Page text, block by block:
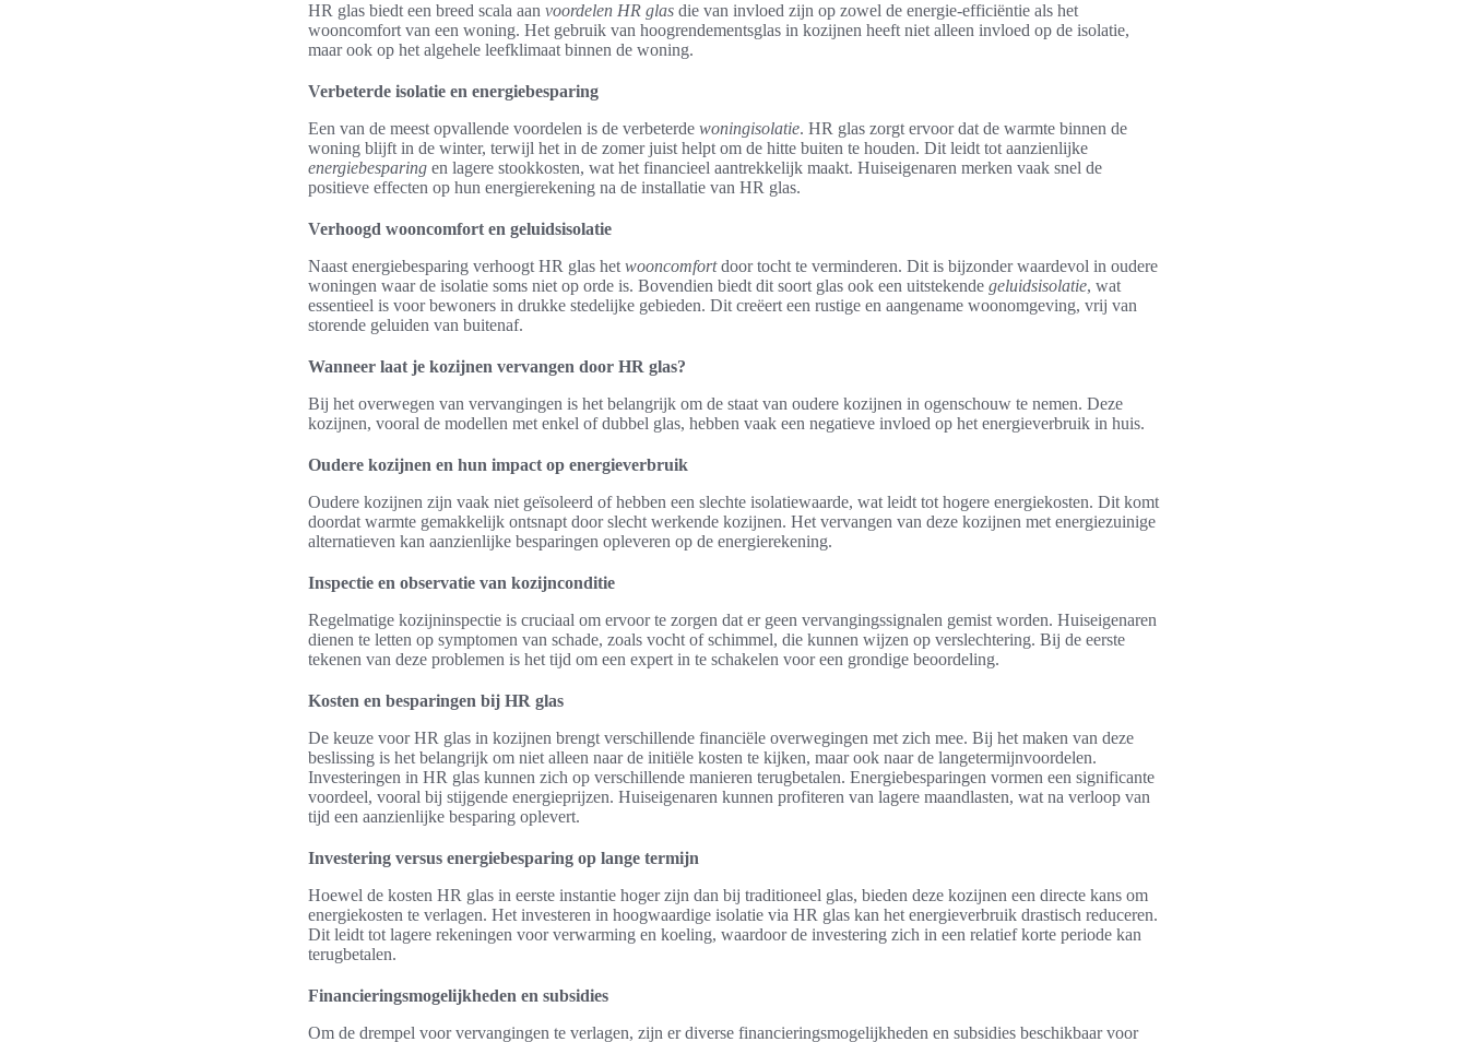
HR glas biedt een breed scala aan voordelen HR glas die van invloed zijn op zowel de energie-efficiëntie als het
wooncomfort van een woning. Het gebruik van hoogrendementsglas in kozijnen heeft niet alleen invloed op de isolatie,
maar ook op het algehele leefklimaat binnen de woning.
Verbeterde isolatie en energiebesparing
Een van de meest opvallende voordelen is de verbeterde woningisolatie. HR glas zorgt ervoor dat de warmte binnen de
woning blijft in de winter, terwijl het in de zomer juist helpt om de hitte buiten te houden. Dit leidt tot aanzienlijke
energiebesparing en lagere stookkosten, wat het financieel aantrekkelijk maakt. Huiseigenaren merken vaak snel de
positieve effecten op hun energierekening na de installatie van HR glas.
Verhoogd wooncomfort en geluidsisolatie
Naast energiebesparing verhoogt HR glas het wooncomfortdoor tocht te verminderen. Dit is bijzonder waardevol in oudere
woningen waar de isolatie soms niet op orde is. Bovendien biedt dit soort glas ook een uitstekende geluidsisolatie, wat
essentieel is voor bewoners in drukke stedelijke gebieden. Dit creëert een rustige en aangename woonomgeving, vrij van
storende geluiden van buitenaf.
Wanneer laat je kozijnen vervangen door HR glas?
Bij het overwegen van vervangingen is het belangrijk om de staat van oudere kozijnen in ogenschouw te nemen. Deze
kozijnen, vooral de modellen met enkel of dubbel glas, hebben vaak een negatieve invloed op het energieverbruik in huis.
Oudere kozijnen en hun impact op energieverbruik
Oudere kozijnen zijn vaak niet geïsoleerd of hebben een slechte isolatiewaarde, wat leidt tot hogere energiekosten. Dit komt
doordat warmte gemakkelijk ontsnapt door slecht werkende kozijnen. Het vervangen van deze kozijnen met energiezuinige
alternatieven kan aanzienlijke besparingen opleveren op de energierekening.
Inspectie en observatie van kozijnconditie
Regelmatige kozijninspectie is cruciaal om ervoor te zorgen dat er geen vervangingssignalen gemist worden. Huiseigenaren
dienen te letten op symptomen van schade, zoals vocht of schimmel, die kunnen wijzen op verslechtering. Bij de eerste
tekenen van deze problemen is het tijd om een expert in te schakelen voor een grondige beoordeling.
Kosten en besparingen bij HR glas
De keuze voor HR glas in kozijnen brengt verschillende financiële overwegingen met zich mee. Bij het maken van deze
beslissing is het belangrijk om niet alleen naar de initiële kosten te kijken, maar ook naar de langetermijnvoordelen.
Investeringen in HR glas kunnen zich op verschillende manieren terugbetalen. Energiebesparingen vormen een significante
voordeel, vooral bij stijgende energieprijzen. Huiseigenaren kunnen profiteren van lagere maandlasten, wat na verloop van
tijd een aanzienlijke besparing oplevert.
Investering versus energiebesparing op lange termijn
Hoewel de kosten HR glas in eerste instantie hoger zijn dan bij traditioneel glas, bieden deze kozijnen een directe kans om
energiekosten te verlagen. Het investeren in hoogwaardige isolatie via HR glas kan het energieverbruik drastisch reduceren.
Dit leidt tot lagere rekeningen voor verwarming en koeling, waardoor de investering zich in een relatief korte periode kan
terugbetalen.
Financieringsmogelijkheden en subsidies
Om de drempel voor vervangingen te verlagen, zijn er diverse financieringsmogelijkheden en subsidies beschikbaar voor